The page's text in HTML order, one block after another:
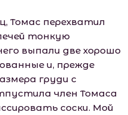
Томас перехватил
тонкую
выпали две хорошо
и, прежде
груди с
член Томаса
соски. Мой